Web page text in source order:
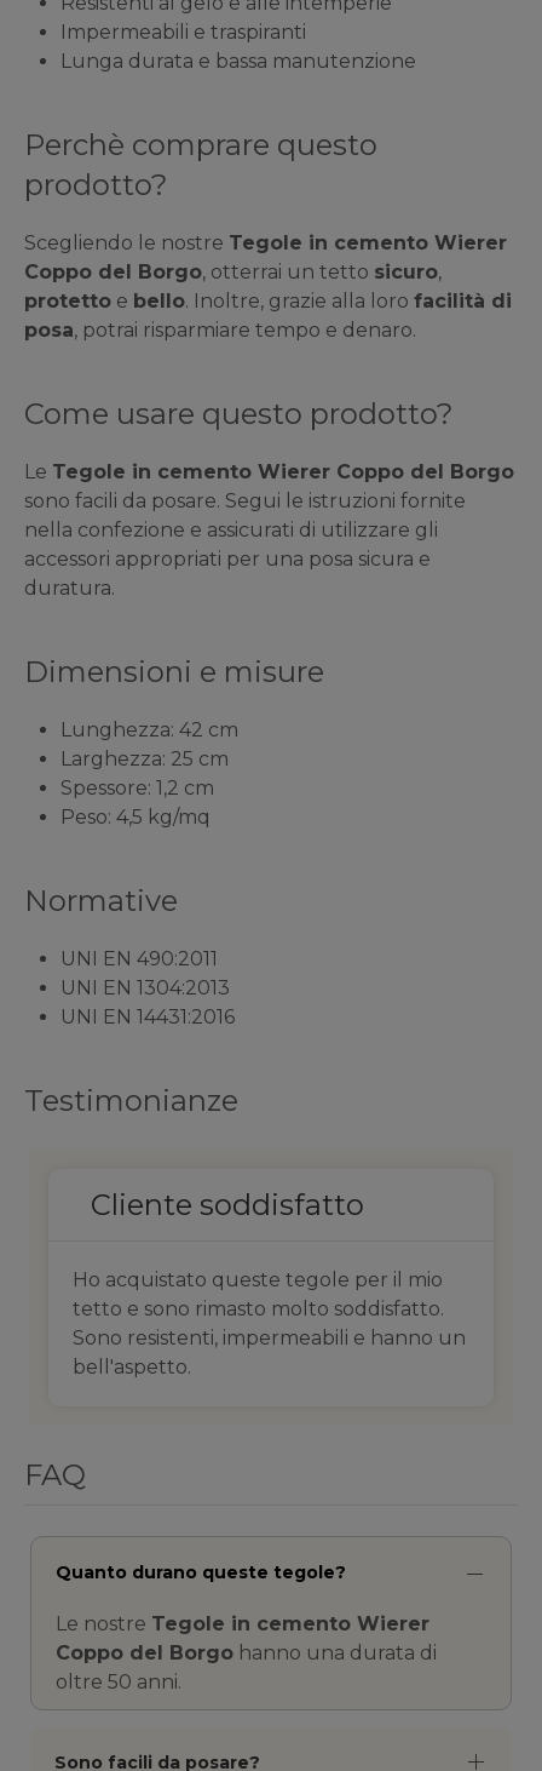
Impermeabili e traspiranti
Lunga durata e bassa manutenzione
Perchè comprare questo
prodotto?
Scegliendo le nostre Tegole in cemento Wierer
Coppo del Borgo, otterrai un tetto sicuro,
protetto e bello. Inoltre, grazie alla loro facilità di
posa, potrai risparmiare tempo e denaro.
Come usare questo prodotto?
Le Tegole in cemento Wierer Coppo del Borgo
sono facili da posare. Segui le istruzioni fornite
nella confezione e assicurati di utilizzare gli
accessori appropriati per una posa sicura e
duratura.
Dimensioni e misure
Lunghezza: 42 cm
Larghezza: 25 cm
Spessore: 1,2 cm
Peso: 4,5 kg/mq
Normative
UNI EN 490:2011
UNI EN 1304:2013
UNI EN 14431:2016
Testimonianze
Tetto nuovo
Ho rifatto il tetto della mia casa con
queste tegole e il risultato è stato
ottimo. Il tetto è ora protetto dalle
intemperie e ha un aspetto moderno.
FAQ
Quanto durano queste tegole?
Le nostre Tegole in cemento Wierer
Coppo del Borgo hanno una durata di
oltre 50 anni.
Sono facili da posare?